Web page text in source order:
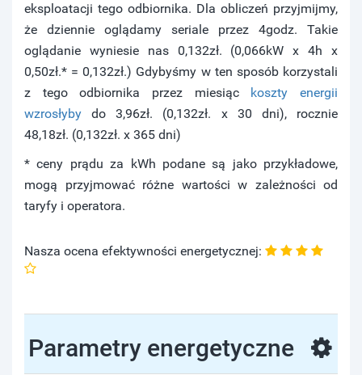
eksploatacji tego odbiornika. Dla obliczeń przyjmijmy,
że dziennie oglądamy seriale przez 4godz. Takie
oglądanie wyniesie nas 0,132zł. (0,066kW x 4h x
0,50zł.* = 0,132zł.) Gdybyśmy w ten sposób korzystali
z tego odbiornika przez miesiąc koszty energii
wzrosłyby do 3,96zł. (0,132zł. x 30 dni), rocznie
48,18zł. (0,132zł. x 365 dni)
* ceny prądu za kWh podane są jako przykładowe,
mogą przyjmować różne wartości w zależności od
taryfy i operatora.
Nasza ocena efektywności energetycznej:
Parametry energetyczne